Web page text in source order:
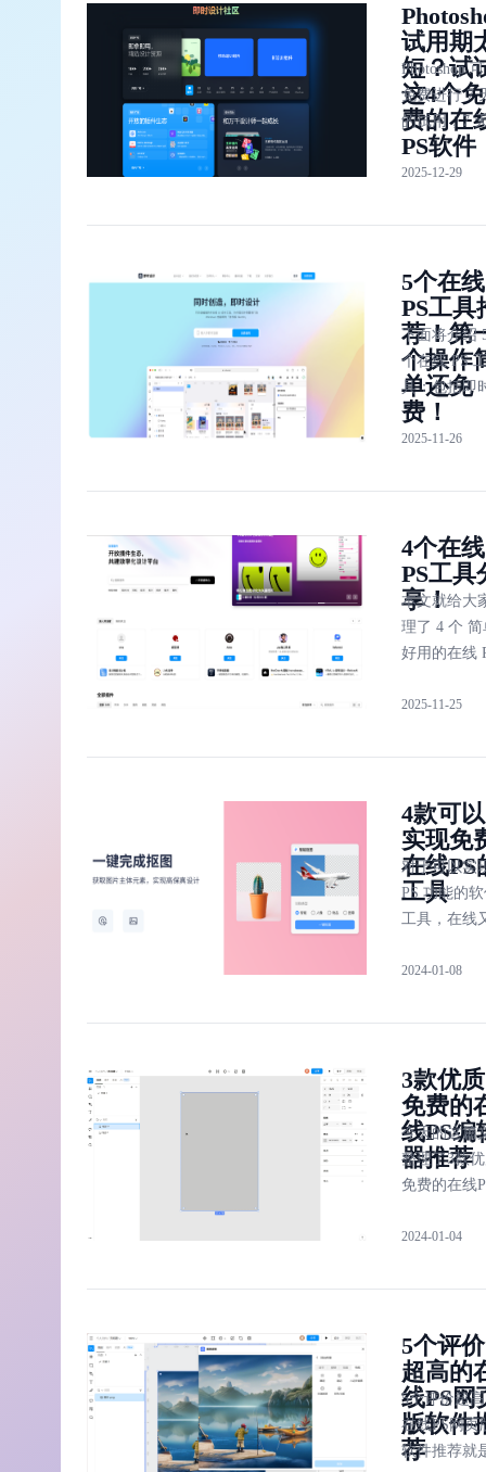
又能够，免
线使用。给
推荐一款真
到了免费的
PS 工具，
现在每天必
工具。
试用期
短？试
这4个免
费的在
PS软件
Photoshop
免费进行 7
的试用，7
则需要进行
订阅。
期太短？试
PS软件：即
设计、Krita
GIMP、
2025-12-29
5个在线
PS工具
荐！第
个操作
单还免
费！
下面将介绍
个在线 PS
具：包括即
计、
OmniGraffle
Principle。
功能全面、
且免费的在
PS 替代工
2025-11-26
4个在线
PS工具
享！
本文就给大
理了 4 个 简
好用的在线
计、
，这 4 个在
PS（
） 工具各有
点，不仅包
功能，还有
整大小、还
作模板都能
搞定。
2025-11-25
4款可以
实现免
在线PS
工具
对于可以实
PS 功能的
工具，在线
的。客户端
但是要收费
比较难下载
面就给大家
4 款无需下
能使用的
2024-01-08
3款优质
免费的
线PS编
器推荐
今天的这篇
整理了3款
免费的在线
时设计、
GIMP，对
辑需求，例
除背景、图
剪、添加滤
等，这些替
具完全足够
2024-01-04
5个评价
超高的
线PS网
版软件
荐
5个评价超
在线PS网页
软件推荐就